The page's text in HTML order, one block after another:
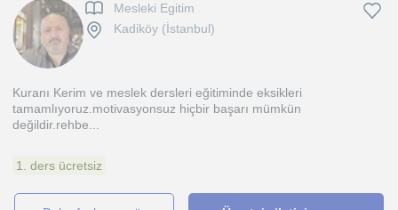
Mesleki Egitim
Kadiköy (İstanbul)
Kuranı Kerim ve meslek dersleri eğitiminde eksikleri
tamamlıyoruz.motivasyonsuz hiçbir başarı mümkün
değildir.rehbe...
1. ders ücretsiz